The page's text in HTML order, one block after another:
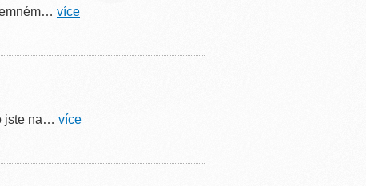
více
jste na… více